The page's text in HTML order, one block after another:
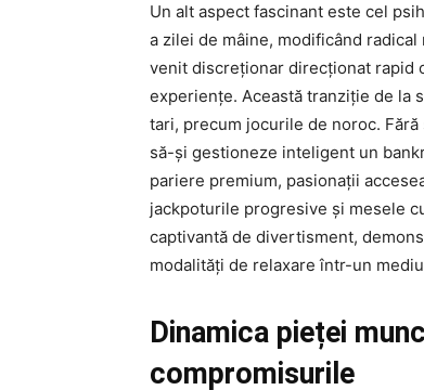
Un alt aspect fascinant este cel
a zilei de mâine, modificând
venit discreționar direcționat rapid
experiențe. Această tranziție de la
tari, precum jocurile de noroc.
să-și gestioneze inteligent un
pariere premium, pasionații
jackpoturile progresive și mesele
captivantă de divertisment,
modalități de relaxare într-un
Dinamica pieței
compromisurile